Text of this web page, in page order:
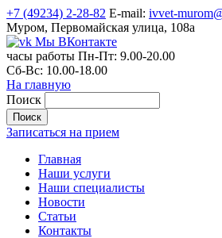
+7 (49234) 2-28-82 E-mail: ivvet-
Муром, Первомайская улица, 108а
Мы ВКонтакте
часы работы Пн-Пт: 9.00-20.00
Сб-Вс: 10.00-18.00
На главную
Поиск
Записаться на прием
Главная
Наши услуги
Наши специалисты
Новости
Статьи
Контакты